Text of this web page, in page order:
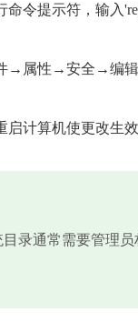
令提示符，输入
→属性→安全→编
启计算机使更改生效
录通常需要管理